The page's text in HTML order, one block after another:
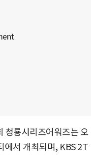
청룡시리즈어워즈는 오
에서 개최되며, KBS 2T